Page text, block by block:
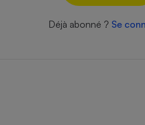
Déjà abonné ? Se
Téléphone mobile -
Smartphone